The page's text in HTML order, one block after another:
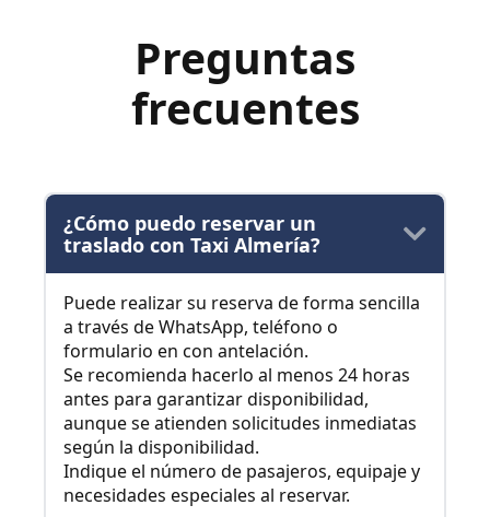
Preguntas
frecuentes
¿Cómo puedo reservar un
traslado con Taxi Almería?
Puede realizar su reserva de forma sencilla
a través de WhatsApp, teléfono o
formulario en con antelación.
Se recomienda hacerlo al menos 24 horas
antes para garantizar disponibilidad,
aunque se atienden solicitudes inmediatas
según la disponibilidad.
Indique el número de pasajeros, equipaje y
necesidades especiales al reservar.